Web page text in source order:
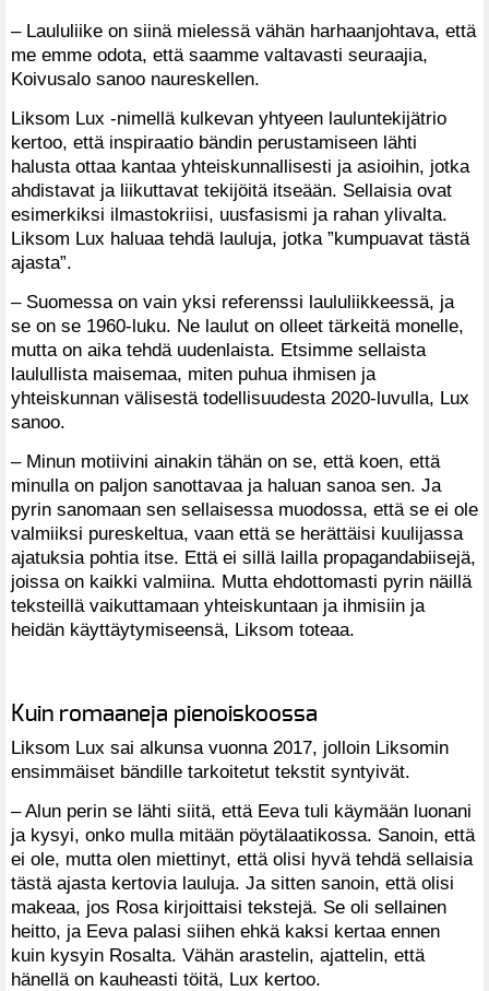
– Laululiike on siinä mielessä vähän harhaanjohtava, että
me emme odota, että saamme valtavasti seuraajia,
Koivusalo sanoo naureskellen.
Liksom Lux -nimellä kulkevan yhtyeen lauluntekijätrio
kertoo, että inspiraatio bändin perustamiseen lähti
halusta ottaa kantaa yhteiskunnallisesti ja asioihin, jotka
ahdistavat ja liikuttavat tekijöitä itseään. Sellaisia ovat
esimerkiksi ilmastokriisi, uusfasismi ja rahan ylivalta.
Liksom Lux haluaa tehdä lauluja, jotka ”kumpuavat tästä
ajasta”.
– Suomessa on vain yksi referenssi laululiikkeessä, ja
se on se 1960-luku. Ne laulut on olleet tärkeitä monelle,
mutta on aika tehdä uudenlaista. Etsimme sellaista
laulullista maisemaa, miten puhua ihmisen ja
yhteiskunnan välisestä todellisuudesta 2020-luvulla, Lux
sanoo.
– Minun motiivini ainakin tähän on se, että koen, että
minulla on paljon sanottavaa ja haluan sanoa sen. Ja
pyrin sanomaan sen sellaisessa muodossa, että se ei ole
valmiiksi pureskeltua, vaan että se herättäisi kuulijassa
ajatuksia pohtia itse. Että ei sillä lailla propagandabiisejä,
joissa on kaikki valmiina. Mutta ehdottomasti pyrin näillä
teksteillä vaikuttamaan yhteiskuntaan ja ihmisiin ja
heidän käyttäytymiseensä, Liksom toteaa.
Kuin romaaneja pienoiskoossa
Liksom Lux sai alkunsa vuonna 2017, jolloin Liksomin
ensimmäiset bändille tarkoitetut tekstit syntyivät.
– Alun perin se lähti siitä, että Eeva tuli käymään luonani
ja kysyi, onko mulla mitään pöytälaatikossa. Sanoin, että
ei ole, mutta olen miettinyt, että olisi hyvä tehdä sellaisia
tästä ajasta kertovia lauluja. Ja sitten sanoin, että olisi
makeaa, jos Rosa kirjoittaisi tekstejä. Se oli sellainen
heitto, ja Eeva palasi siihen ehkä kaksi kertaa ennen
kuin kysyin Rosalta. Vähän arastelin, ajattelin, että
hänellä on kauheasti töitä, Lux kertoo.